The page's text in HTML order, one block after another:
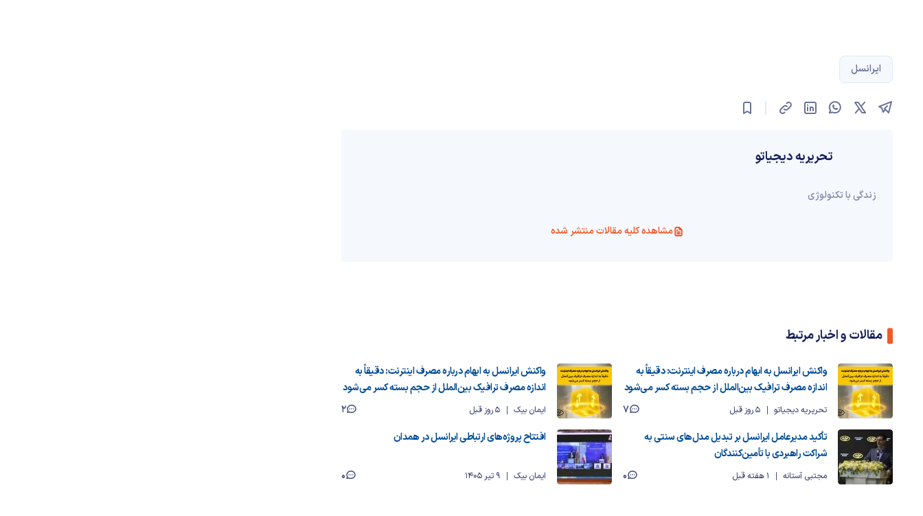
ایرانسل
تحریریه دیجیاتو
زندگی با تکنولوژی
مشاهده کلیه مقالات منتشر شده
مقالات و اخبار مرتبط
واکنش ایرانسل به ابهام درباره مصرف اینترنت: دقیقاً به
اندازه مصرف ترافیک بین‌الملل از حجم بسته کسر می‌شود
تحریریه دیجیاتو 5 روز قبل 7
واکنش ایرانسل به ابهام درباره مصرف اینترنت: دقیقاً به
اندازه مصرف ترافیک بین‌الملل از حجم بسته کسر می‌شود
ایمان بیک 5 روز قبل
2
تأکید مدیرعامل ایرانسل بر تبدیل مدل‌های سنتی به
شراکت راهبردی با تأمین‌کنندگان
مجتبی آستانه 1 هفته قبل 0
افتتاح پروژه‌های ارتباطی ایرانسل در همدان
ایمان بیک 9 تیر 1405 0